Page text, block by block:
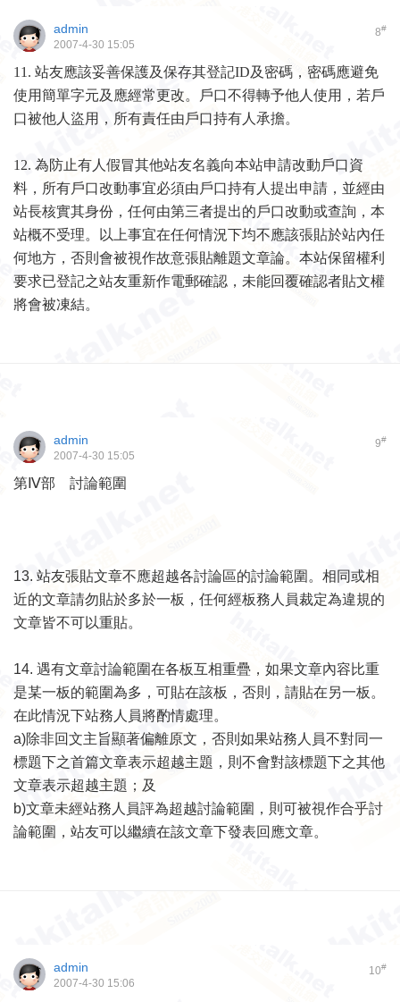
8#
admin
2007-4-30 15:05
11. 站友應該妥善保護及保存其登記ID及密碼，密碼應避免
使用簡單字元及應經常更改。戶口不得轉予他人使用，若戶
口被他人盜用， 所有責任由戶口持有人承擔。
12. 為防止有人假冒其他站友名義向本站申請改動戶口資
料，所有戶口改動事宜必須由戶口持有人提出申請，並經由
站長核實其身份， 任何由第三者提出的戶口改動或查詢，本
站概不受理。以上事宜在任何情況下均不應該張貼於站內任
何地方，否則會被視作故意張貼離題文章論。本站保留權利
要求已登記之站友重新作電郵確認，未能回覆確認者貼文權
將會被凍結。
9#
admin
2007-4-30 15:05
第Ⅳ部 討論範圍
13. 站友張貼文章不應超越各討論區的討論範圍。相同或相
近的文章請勿貼於多於一板，任何經板務人員裁定為違規的
文章皆不可以重貼。
14. 遇有文章討論範圍在各板互相重疊，如果文章內容比重
是某一板的範圍為多，可貼在該板，否則，請貼在另一板。
在此情況下站務 人員將酌情處理。
a)除非回文主旨顯著偏離原文，否則如果站務人員不對同一
標題下之首篇文章表示超越主題，則不會對該標題下之其他
文章表示超越主題；及
b)文章未經站務人員評為超越討論範圍，則可被視作合乎討
論範圍，站友可以繼續在該文章下發表回應文章。
10#
admin
2007-4-30 15:06